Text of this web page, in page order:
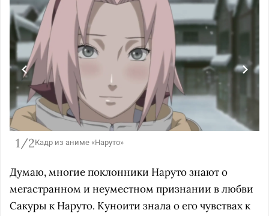
1/2Кадр из аниме «Наруто»
Думаю, многие поклонники Наруто знают о
мегастранном и неуместном признании в любви
Сакуры к Наруто. Куноити знала о его чувствах к